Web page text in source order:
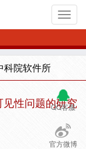
科院软件所
QQ客服
官方微博
性问题的研究